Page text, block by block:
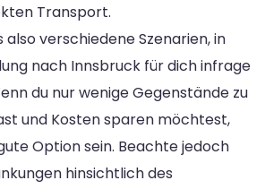
Transport.
verschiedene Szenarien, in
nach Innsbruck für dich infrage
du nur wenige Gegenstände zu
und Kosten sparen möchtest,
Option sein. Beachte jedoch
hinsichtlich des